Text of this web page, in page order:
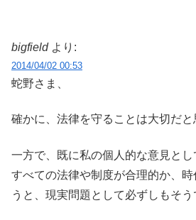
bigfield より:
2014/04/02 00:53
蛇野さま、
確かに、法律を守ることは大切だと
一方で、既に私の個人的な意見とし
すべての法律や制度が合理的か、
うと、現実問題として必ずしもそう